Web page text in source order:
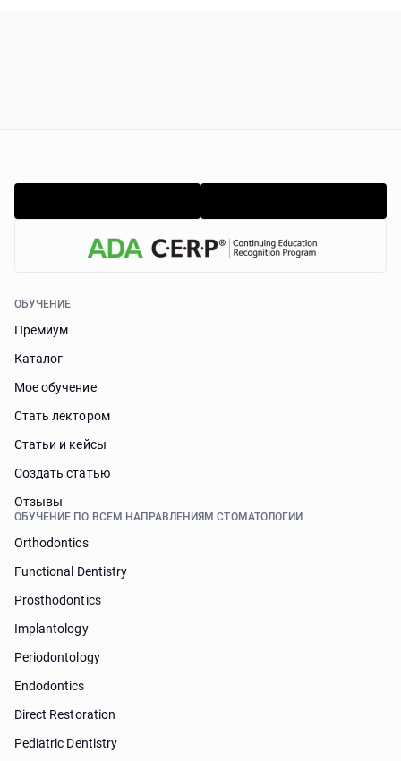
ОБУЧЕНИЕ
Премиум
Каталог
Мое обучение
Стать лектором
Статьи и кейсы
Cоздать статью
Отзывы
ОБУЧЕНИЕ ПО ВСЕМ НАПРАВЛЕНИЯМ СТОМАТОЛОГИИ
Orthodontics
Functional Dentistry
Prosthodontics
Implantology
Periodontology
Endodontics
Direct Restoration
Pediatric Dentistry